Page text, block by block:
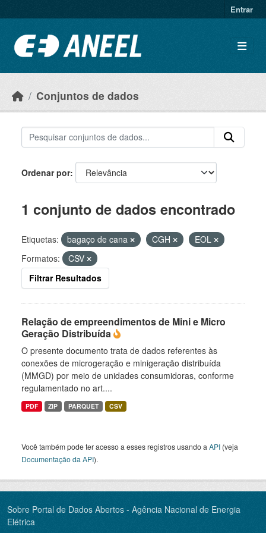
Entrar
Conjuntos de dados
Ordenar por
1 conjunto de dados encontrado
Etiquetas: bagaço de cana CGH
EOL
Formatos:
CSV
Filtrar Resultados
Relação de empreendimentos de Mini e Micro
Geração Distribuída
O presente documento trata de dados referentes às
conexões de microgeração e minigeração distribuída
(MMGD) por meio de unidades consumidoras, conforme
regulamentado no art....
PDF ZIP PARQUET CSV
Você também pode ter acesso a esses registros usando a API (veja
Documentação da API).
Sobre Portal de Dados Abertos - Agência Nacional de Energia
Elétrica